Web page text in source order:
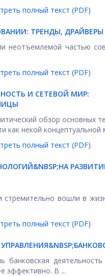
полный текст (PDF)
ТРЕНДЫ,
неотъемлемой частью
полный текст (PDF)
И СЕТЕВОЙ МИР:
обзор основных
как некой
полный текст (PDF)
стремительно вошли в
полный текст (PDF)
банковская
эффективно. В ...